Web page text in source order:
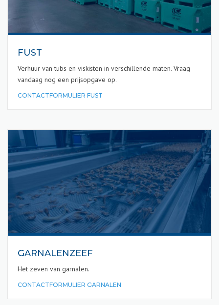
FUST
Verhuur van tubs en viskisten in verschillende maten. Vraag
vandaag nog een prijsopgave op.
CONTACTFORMULIER FUST
GARNALENZEEF
Het zeven van garnalen.
CONTACTFORMULIER GARNALEN